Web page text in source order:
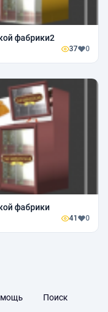
фабрики2
37 0
фабрики
41 0
Поиск